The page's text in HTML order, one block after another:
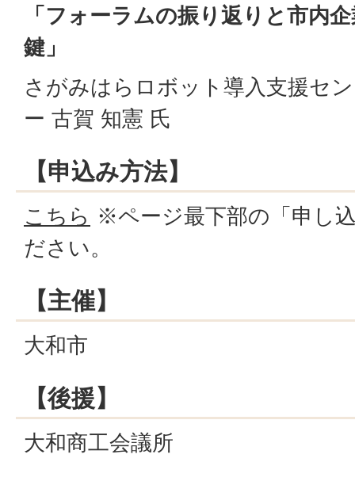
「フォーラムの振り返りと市内
鍵」
さがみはらロボット導入支援セ
ー 古賀 知憲 氏
【申込み方法】
こちら ※ページ最下部の「申し
ださい。
【主催】
大和市
【後援】
大和商工会議所